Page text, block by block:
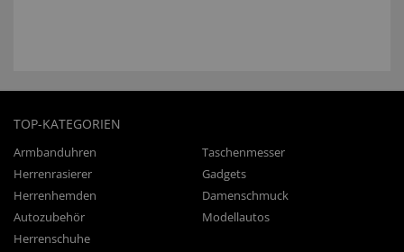
TOP-KATEGORIEN
Armbanduhren
Taschenmesser
Herrenrasierer
Gadgets
Herrenhemden
Damenschmuck
Autozubehör
Modellautos
Herrenschuhe